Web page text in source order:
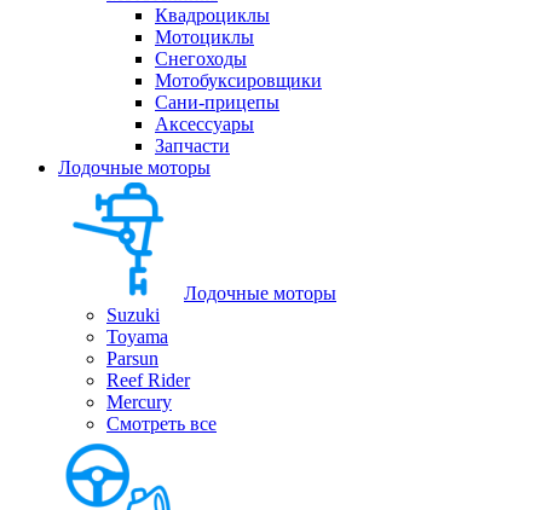
Квадроциклы
Мотоциклы
Снегоходы
Мотобуксировщики
Сани-прицепы
Аксессуары
Запчасти
Лодочные моторы
Лодочные моторы
Suzuki
Toyama
Parsun
Reef Rider
Mercury
Смотреть все